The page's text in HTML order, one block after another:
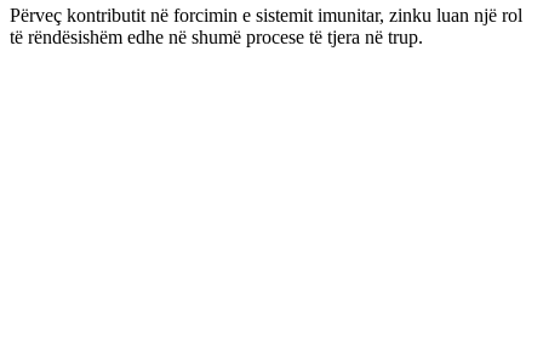
Përveç kontributit në forcimin e sistemit imunitar, zinku luan një rol
të rëndësishëm edhe në shumë procese të tjera në trup.